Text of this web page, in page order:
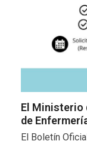
El Ministerio
de
El Boletín